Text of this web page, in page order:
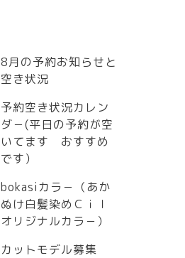
8月の予約お知らせと
空き状況
予約空き状況カレン
ダ－(平日の予約が空
いてます おすすめ
です）
bokasiカラ－（あか
ぬけ白髪染めＣｉｌ
オリジナルカラ－）
カットモデル募集